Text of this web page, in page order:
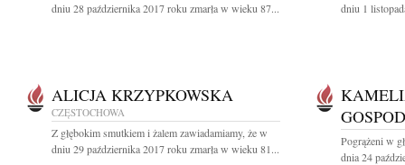
dniu 28 października 2017 roku zmarła w wieku 87...
dniu 1
ALICJA KRZYPKOWSKA
CZĘSTOCHOWA
Z głębokim smutkiem i żalem zawiadamiamy, że w
dniu 29 października 2017 roku zmarła w wieku 81...
Pogrążeni w
dnia 24